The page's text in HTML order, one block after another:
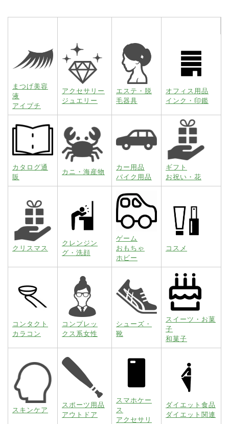
まつげ美容
液
アイプチ
アクセサリー
ジュエリー
エステ・脱
毛器具
オフィス用品
インク・印鑑
カタログ通
販
カニ・海産物
カー用品
バイク用品
ギフト
お祝い・花
クリスマス
クレンジン
グ・洗顔
ゲーム
おもちゃ
ホビー
コスメ
コンタクト
カラコン
コンプレッ
クス系女性
シューズ・
靴
スイーツ・お菓
子
和菓子
スキンケア
スポーツ用品
アウトドア
スマホケー
ス
アクセサリ
ダイエット食品
ダイエット関連